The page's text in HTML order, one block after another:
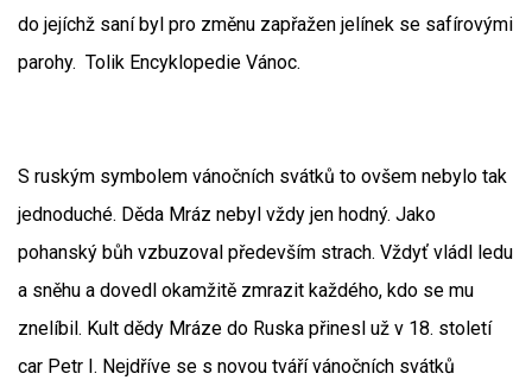
do jejíchž saní byl pro změnu zapřažen jelínek se safírovými
parohy. Tolik Encyklopedie Vánoc.
S ruským symbolem vánočních svátků to ovšem nebylo tak
jednoduché. Děda Mráz nebyl vždy jen hodný. Jako
pohanský bůh vzbuzoval především strach. Vždyť vládl ledu
a sněhu a dovedl okamžitě zmrazit každého, kdo se mu
znelíbil. Kult dědy Mráze do Ruska přinesl už v 18. století
car Petr I. Nejdříve se s novou tváří vánočních svátků